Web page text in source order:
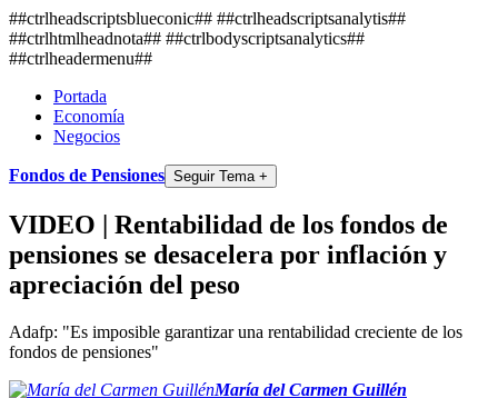
##ctrlheadscriptsblueconic## ##ctrlheadscriptsanalytis##
##ctrlhtmlheadnota## ##ctrlbodyscriptsanalytics##
##ctrlheadermenu##
Portada
Economía
Negocios
Fondos de Pensiones Seguir Tema +
VIDEO | Rentabilidad de los fondos de
pensiones se desacelera por inflación y
apreciación del peso
Adafp: "Es imposible garantizar una rentabilidad creciente de los
fondos de pensiones"
María del Carmen Guillén